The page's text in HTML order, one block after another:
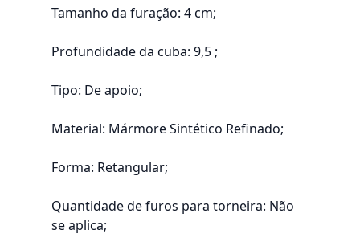
Tamanho da furação: 4 cm;
Profundidade da cuba: 9,5 ;
Tipo: De apoio;
Material: Mármore Sintético Refinado;
Forma: Retangular;
Quantidade de furos para torneira: Não
se aplica;